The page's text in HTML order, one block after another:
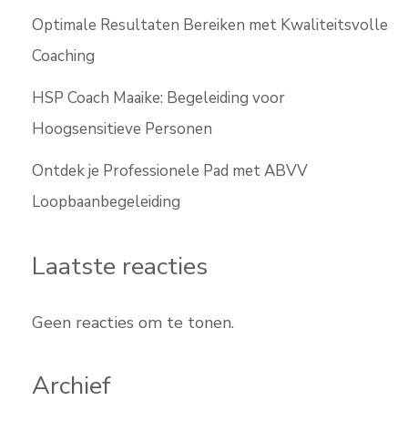
Optimale Resultaten Bereiken met Kwaliteitsvolle
Coaching
HSP Coach Maaike: Begeleiding voor
Hoogsensitieve Personen
Ontdek je Professionele Pad met ABVV
Loopbaanbegeleiding
Laatste reacties
Geen reacties om te tonen.
Archief